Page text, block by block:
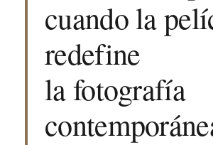
cuando la
redefine
la fotografía